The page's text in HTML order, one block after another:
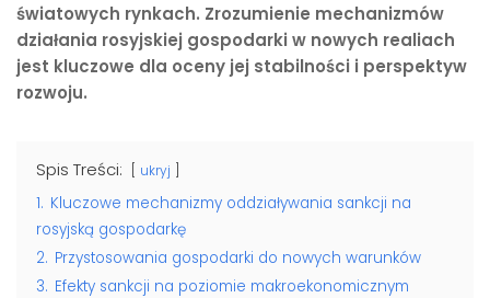
światowych rynkach. Zrozumienie mechanizmów
działania rosyjskiej gospodarki w nowych realiach
jest kluczowe dla oceny jej stabilności i perspektyw
rozwoju.
Spis Treści: ukryj
1. Kluczowe mechanizmy oddziaływania sankcji na
rosyjską gospodarkę
2. Przystosowania gospodarki do nowych warunków
3. Efekty sankcji na poziomie makroekonomicznym